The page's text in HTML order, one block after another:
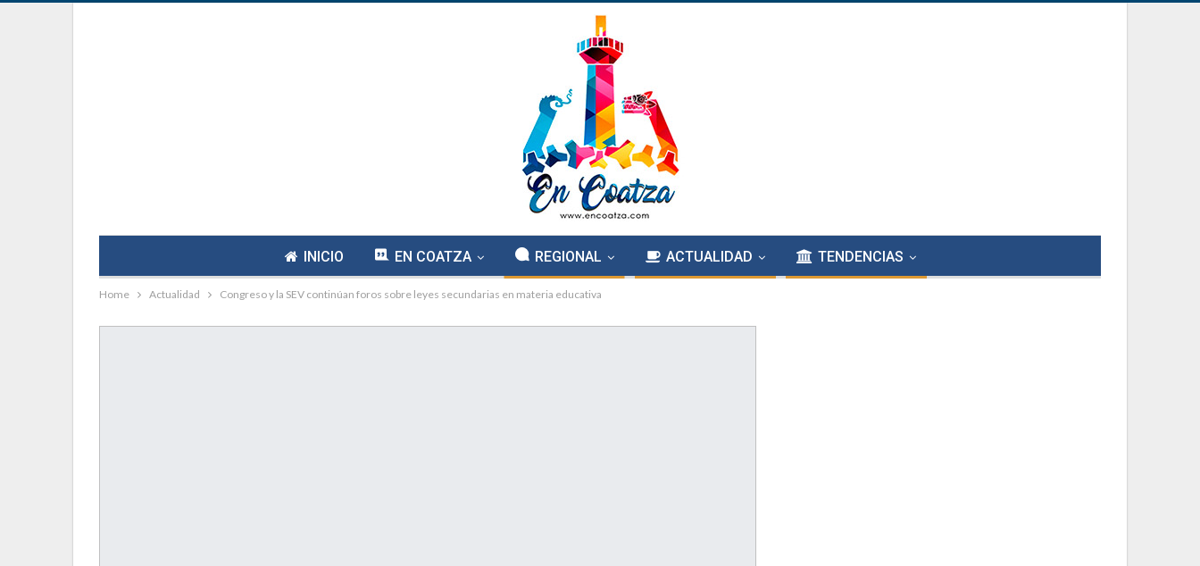
INICIO EN COATZA REGIONAL ACTUALIDAD TENDENCIAS
Home Actualidad Congreso y la SEV continúan foros sobre leyes secundarias en materia educativa